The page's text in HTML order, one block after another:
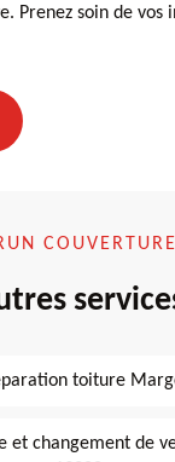
Prenez soin de vos
COUVERTURE
toiture
et changement de